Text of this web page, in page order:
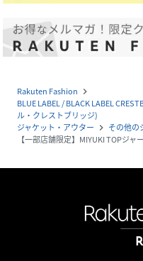
Rakuten Fashion navigate_next
BLUE LABEL / BLACK LABEL
ル・クレストブリッジ)
ジャケット・アウター navigate_next その他の
【一部店舗限定】MIYUKI TOPジャ